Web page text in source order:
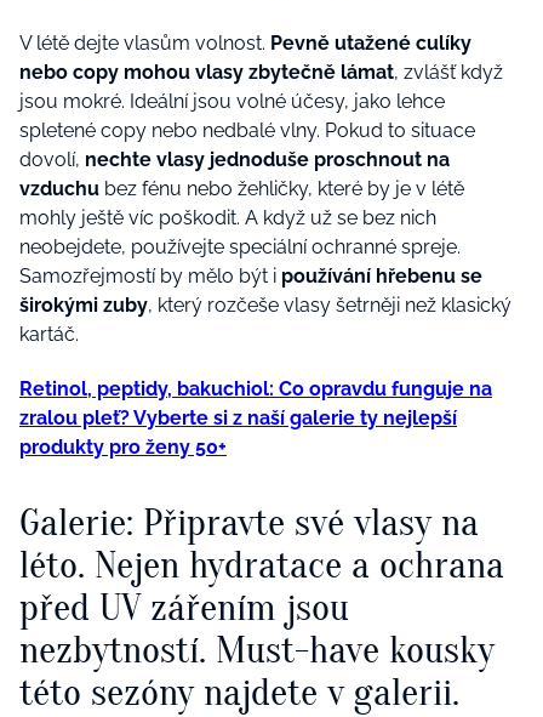
V létě dejte vlasům volnost. Pevně utažené culíky
nebo copy mohou vlasy zbytečně lámat, zvlášť když
jsou mokré. Ideální jsou volné účesy, jako lehce
spletené copy nebo nedbalé vlny. Pokud to situace
dovolí, nechte vlasy jednoduše proschnout na
vzduchu bez fénu nebo žehličky, které by je v létě
mohly ještě víc poškodit. A když už se bez nich
neobejdete, používejte speciální ochranné spreje.
Samozřejmostí by mělo být i používání hřebenu se
širokými zuby, který rozčeše vlasy šetrněji než klasický
kartáč.
Retinol, peptidy, bakuchiol: Co opravdu funguje na
zralou pleť? Vyberte si z naší galerie ty nejlepší
produkty pro ženy 50+
Galerie: Připravte své vlasy na
léto. Nejen hydratace a ochrana
před UV zářením jsou
nezbytností. Must-have kousky
této sezóny najdete v galerii.